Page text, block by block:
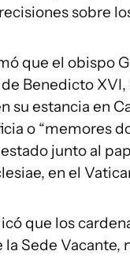
sobre
que el obispo
Benedicto
su estancia en
o “memores
junto al
en el
que los
Sede Vacante,